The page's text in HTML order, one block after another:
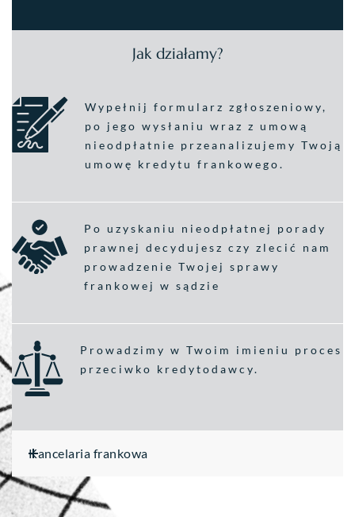
Jak działamy?
Wypełnij formularz zgłoszeniowy,
po jego wysłaniu wraz z umową
nieodpłatnie przeanalizujemy Twoją
umowę kredytu frankowego.
Po uzyskaniu nieodpłatnej porady
prawnej decydujesz czy zlecić nam
prowadzenie Twojej sprawy
frankowej w sądzie
Prowadzimy w Twoim imieniu proces
przeciwko kredytodawcy.
Kancelaria frankowa